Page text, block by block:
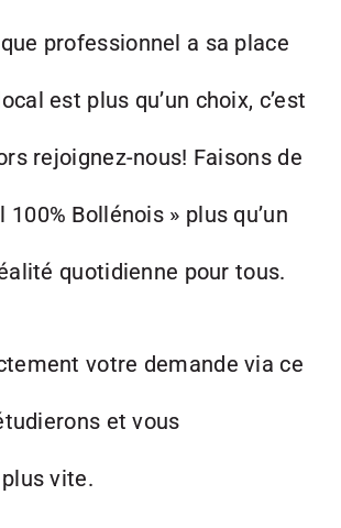
professionnel a sa place
est plus qu’un choix, c’est
rejoignez-nous! Faisons de
Bollénois » plus qu’un
quotidienne pour tous.
votre demande via ce
et vous
vite.